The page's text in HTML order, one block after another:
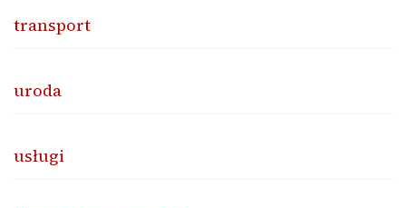
transport
uroda
usługi